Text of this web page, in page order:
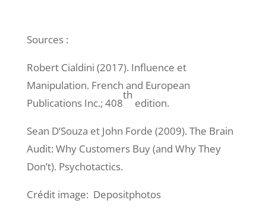
Sources :
Robert Cialdini (2017). Influence et
Manipulation. French and European
Publications Inc.; 408
th
edition.
Sean D’Souza et John Forde (2009). The Brain
Audit: Why Customers Buy (and Why They
Don’t). Psychotactics.
Crédit image: Depositphotos